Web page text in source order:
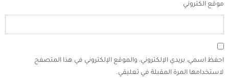
موقع الكتروني
احفظ اسمي، بريدي الإلكتروني، والموقع الإلكتروني في هذا المتصفح
لاستخدامها المرة المقبلة في تعليقي.